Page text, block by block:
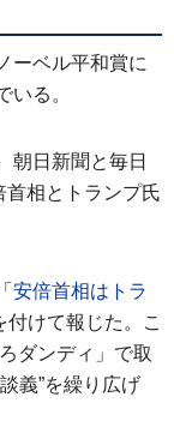
ーベル平和賞に
いる。
朝日新聞と毎日
相とトランプ氏
安倍首相はトラ
付けて報じた。こ
ダンディ」で取
義”を繰り広げ